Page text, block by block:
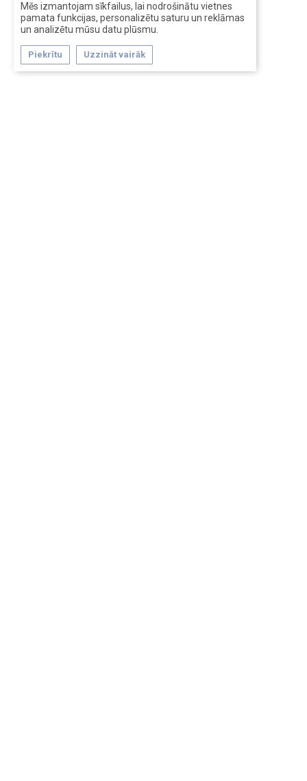
Mēs izmantojam sīkfailus, lai nodrošinātu vietnes
pamata funkcijas, personalizētu saturu un reklāmas
un analizētu mūsu datu plūsmu.
Piekrītu Uzzināt vairāk